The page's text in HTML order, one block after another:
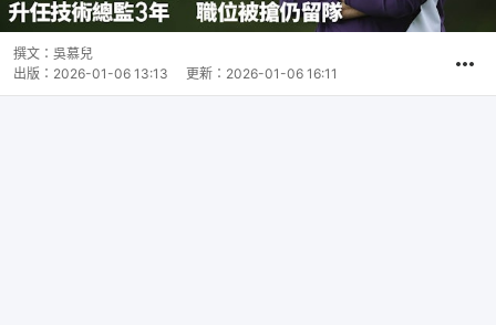
撰文： 吳慕兒
出版： 2026-01-06 13:13 更新： 2026-01-06 16:11